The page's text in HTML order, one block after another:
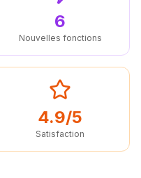
6
Nouvelles fonctions
4.9/5
Satisfaction